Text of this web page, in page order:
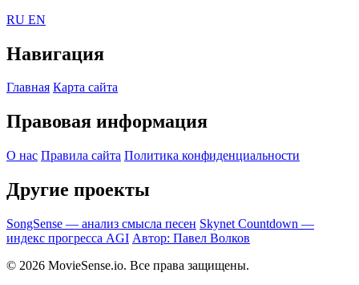
RU EN
Навигация
Главная Карта сайта
Правовая информация
О нас Правила сайта Политика конфиденциальности
Другие проекты
SongSense — анализ смысла песен Skynet Countdown —
индекс прогресса AGI Автор: Павел Волков
© 2026 MovieSense.io. Все права защищены.